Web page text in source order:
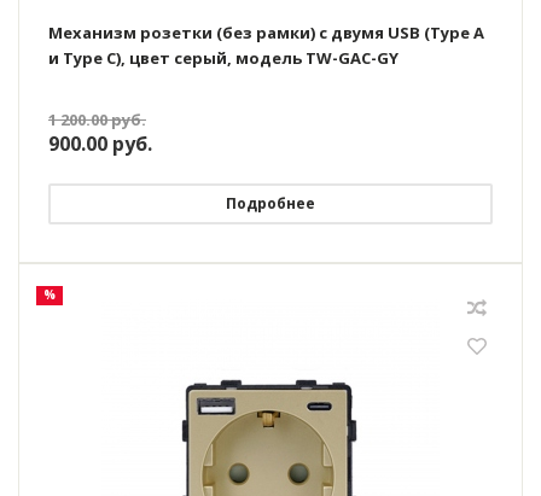
Механизм розетки (без рамки) с двумя USB (Type A
и Type C), цвет серый, модель TW-GAC-GY
1 200.00руб.
900.00 руб.
Подробнее
%